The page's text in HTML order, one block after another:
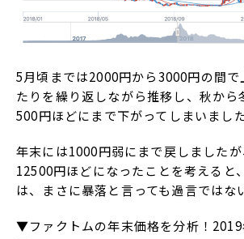
5月頃までは2000円から3000円の間で
たりを繰り返しながら推移し、秋から
500円ほどにまで下がってしまいました
年末には1000円弱にまで戻しました
12500円ほどになったことを考えると
は、まさに暴落と言っても過言ではな
▼ファクトムの年末価格を分析！2019